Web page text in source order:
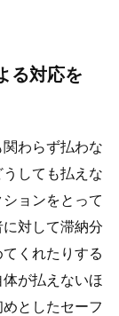
る対応を
わらず払わな
しても払えな
ョンをとって
対して滞納分
くれたりする
が払えないほ
としたセーフ